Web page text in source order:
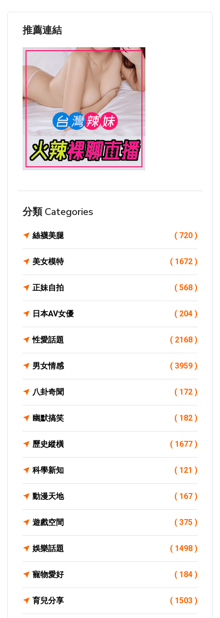
推薦連結
分類 Categories
絲襪美腿 ( 720 )
美女模特 ( 1672 )
正妹自拍 ( 568 )
日本AV女優 ( 204 )
性愛話題 ( 2168 )
男女情感 ( 3959 )
八卦奇聞 ( 172 )
幽默搞笑 ( 182 )
歷史縱橫 ( 1677 )
科學新知 ( 121 )
動漫天地 ( 167 )
遊戲空間 ( 375 )
娛樂話題 ( 1498 )
寵物愛好 ( 184 )
育兒分享 ( 1503 )